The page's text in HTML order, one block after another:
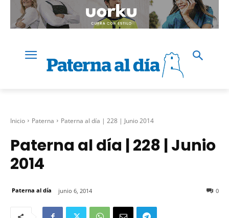
Inicio Paterna Paterna al día | 228 | Junio 2014
Paterna al día | 228 | Junio
2014
Paterna al día junio 6, 2014 0